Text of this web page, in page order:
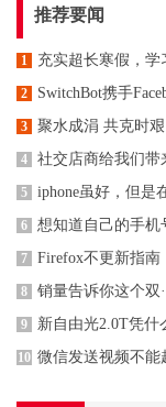
推荐要闻
1 充实超长寒假，学
2 SwitchBot携手
3 聚水成涓 共克时
4 社交店商给我们带
5 iphone虽好，但是
6 想知道自己的手机
7 Firefox不更新指南
8 销量告诉你这个双
9 新自由光2.0T凭什
10 微信发送视频不能